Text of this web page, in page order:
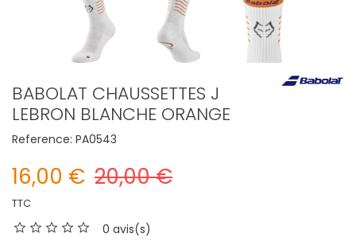
BABOLAT CHAUSSETTES J
LEBRON BLANCHE ORANGE
Reference: PA0543
16,00 € 20,00 €
TTC
0 avis(s)